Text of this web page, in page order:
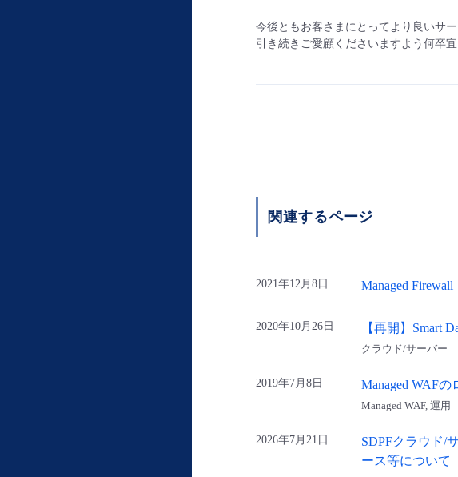
今後ともお客さまにとってより良いサ
引き続きご愛顧くださいますよう何卒
関連するページ
2021年12月8日 Managed
2020年10月26日 【再開】Smart
クラウド/サーバー
2019年7月8日 Managed WAF
Managed WAF, 運用
2026年7月21日
SDPFクラウド/
ース等について